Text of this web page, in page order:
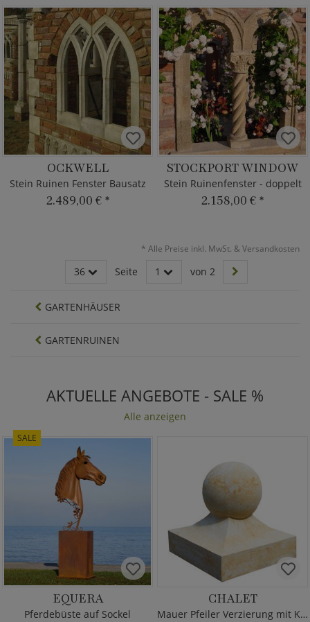
OCKWELL
Stein Ruinen Fenster Bausatz
2.489,00 € *
STOCKPORT WINDOW
Stein Ruinenfenster - doppelt
2.158,00 € *
* Alle Preise inkl. MwSt. & Versandkosten
36 Seite 1 von 2
GARTENHÄUSER
GARTENRUINEN
AKTUELLE ANGEBOTE - SALE %
Alle anzeigen
SALE
EQUERA
Pferdebüste auf Sockel
CHALET
Mauer Pfeiler Verzierung mit Kugel